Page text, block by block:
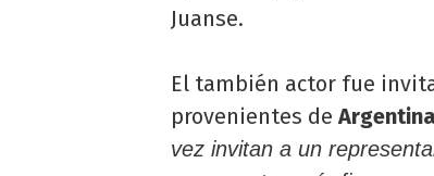
Juanse.
El también actor fue
provenientes de
vez invitan a un